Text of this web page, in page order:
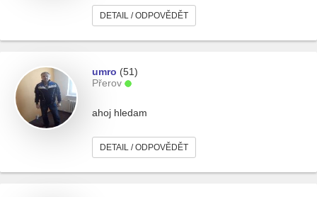
DETAIL / ODPOVĚDĚT
umro (51)
Přerov
ahoj hledam
DETAIL / ODPOVĚDĚT